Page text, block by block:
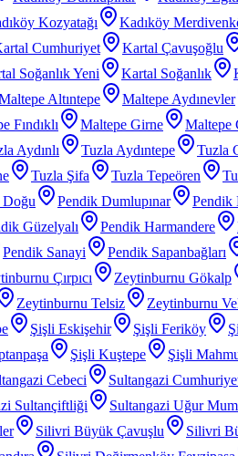
Kozyatağı Kadıköy
Cumhuriyet Kartal Çavuşoğlu
Soğanlık Yeni Kartal Soğanlık
Altıntepe Maltepe Aydınevler
Fındıklı Maltepe Girne Maltepe
Aydınlı Tuzla Aydıntepe Tuzla
Tuzla Şifa Tuzla Tepeören
Doğu Pendik Dumlupınar Pendik
Güzelyalı Pendik Harmandere
Pendik Sanayi Pendik Sapanbağları
Çırpıcı Zeytinburnu Gökalp
Zeytinburnu Telsiz Zeytinburnu
Şişli Eskişehir Şişli Feriköy
Şişli Kuştepe Şişli
Cebeci Sultangazi
Sultançiftliği Sultangazi Uğur
Silivri Büyük Çavuşlu Silivri